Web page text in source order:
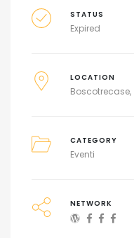
STATUS
Expired
LOCATION
Boscotrecase
CATEGORY
Eventi
NETWORK